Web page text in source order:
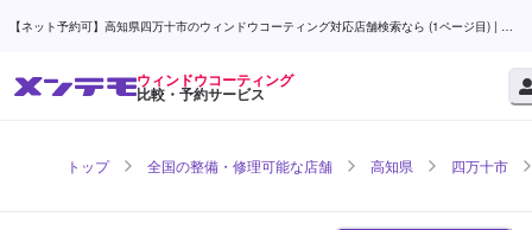
【ネット予約可】高知県四万十市のウィンドウコーティング対応店舗検索なら (1ページ目) | メ
ウィンドウコーティング
比較・予約サービス
トップ 全国の整備・修理可能な店舗 高知県 四万十市